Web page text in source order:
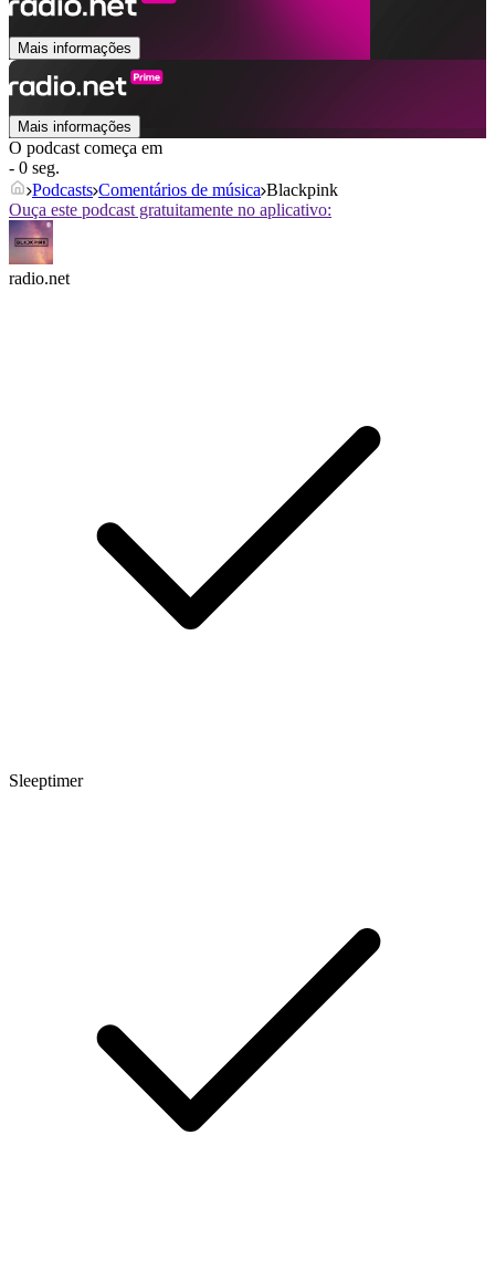
Mais informações
Mais informações
O podcast começa em
- 0 seg.
Podcasts Comentários de música Blackpink
Ouça este podcast gratuitamente no aplicativo:
radio.net
Sleeptimer